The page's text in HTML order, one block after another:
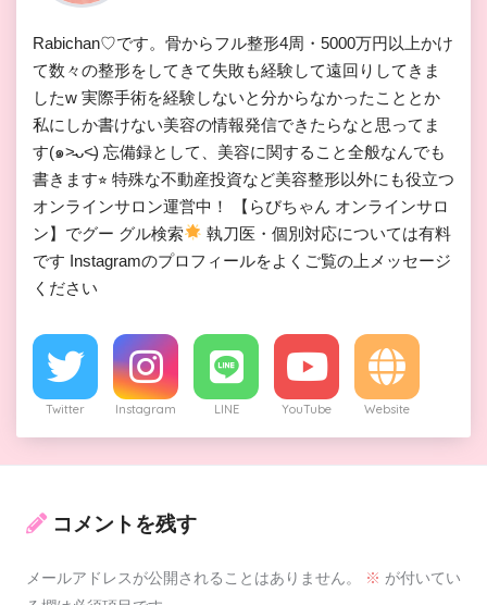
Rabichan♡です。骨からフル整形4周・5000万円以上かけ
て数々の整形をしてきて失敗も経験して遠回りしてきま
したw 実際手術を経験しないと分からなかったこととか
私にしか書けない美容の情報発信できたらなと思ってま
す(๑˃̵ᴗ˂̵) 忘備録として、美容に関すること全般なんでも
書きます⭐︎ 特殊な不動産投資など美容整形以外にも役立つ
オンラインサロン運営中！ 【らびちゃん オンラインサロ
ン】でグー グル検索
執刀医・個別対応については有料
です Instagramのプロフィールをよくご覧の上メッセージ
ください
Twitter Instagram LINE YouTube Website
コメントを残す
メールアドレスが公開されることはありません。 ※ が付いてい